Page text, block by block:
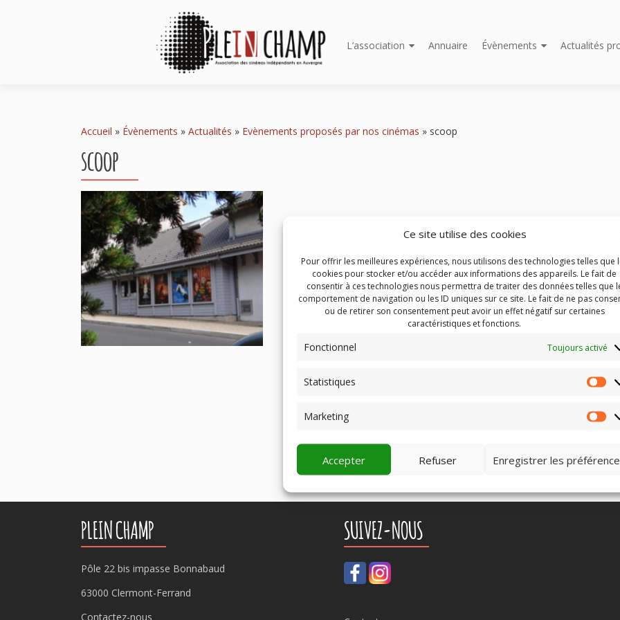
Ce site utilise des cookies
Pour offrir les meilleures expériences, nous utilisons des technologies telles que
cookies pour stocker et/ou accéder aux informations des appareils. Le fait de
consentir à ces technologies nous permettra de traiter des données telles que
comportement de navigation ou les ID uniques sur ce site. Le fait de ne pas
ou de retirer son consentement peut avoir un effet négatif sur certaines
caractéristiques et fonctions.
Fonctionnel Toujours activé
Statistiques
Marketing
Accepter Refuser Enregistrer les
au
L’association Annuaire Évènements Actualités
Accueil » Évènements » Actualités » Evènements proposés par nos cinémas » scoop
scoop
PLEIN CHAMP
Pôle 22 bis impasse Bonnabaud
63000 Clermont-Ferrand
Contactez-nous
SUIVEZ-NOUS